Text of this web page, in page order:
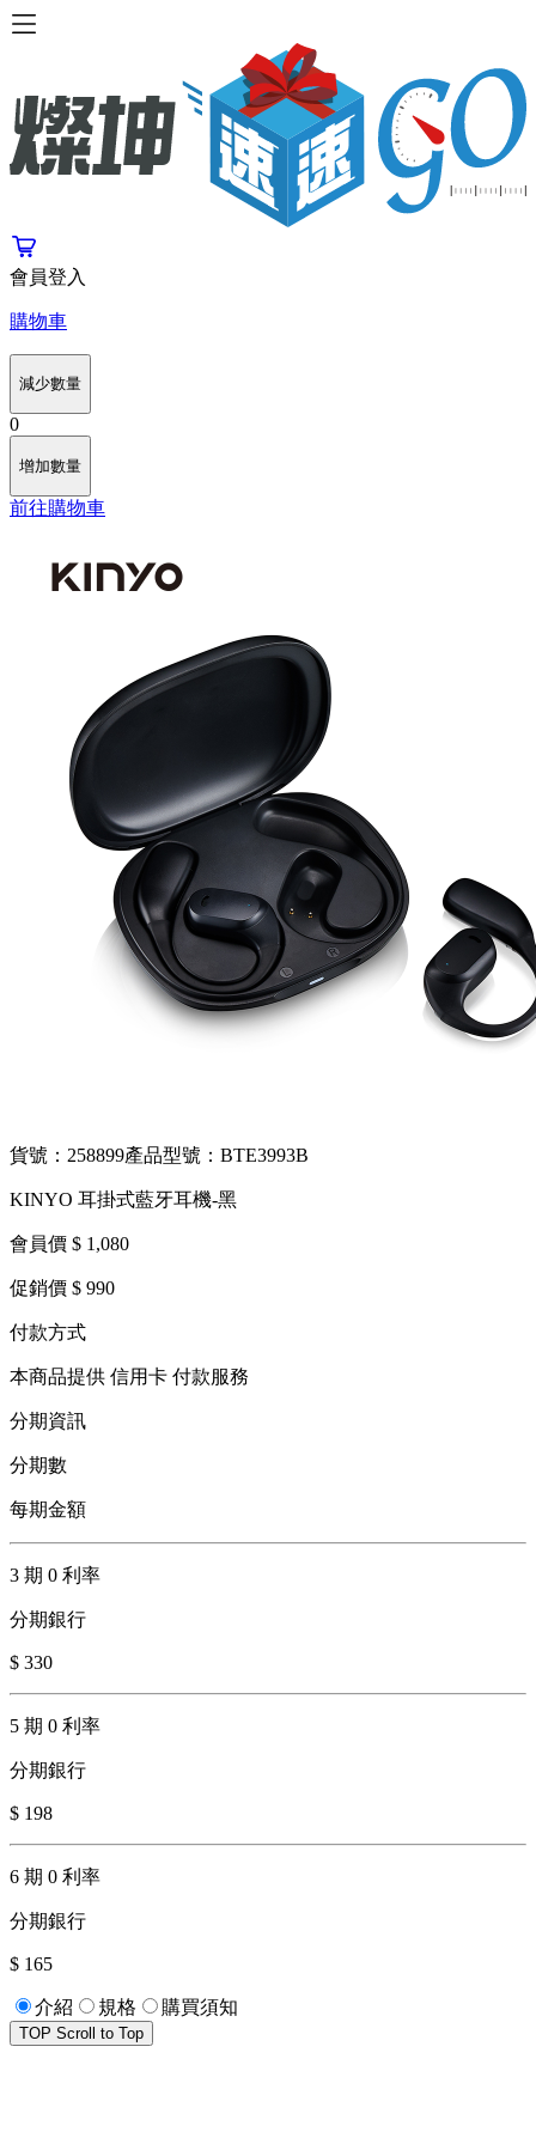
會員登入
購物車
減少數量
0
增加數量
前往購物車
貨號：258899產品型號：BTE3993B
KINYO 耳掛式藍牙耳機-黑
會員價 $ 1,080
促銷價 $ 990
付款方式
本商品提供 信用卡 付款服務
分期資訊
分期數
每期金額
3 期 0 利率
分期銀行
$ 330
5 期 0 利率
分期銀行
$ 198
6 期 0 利率
分期銀行
$ 165
介紹 規格 購買須知
TOP Scroll to Top